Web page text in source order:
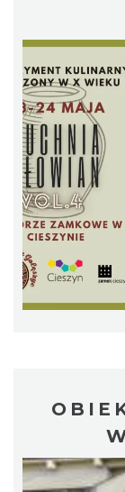
Cieszyn
0.10 km